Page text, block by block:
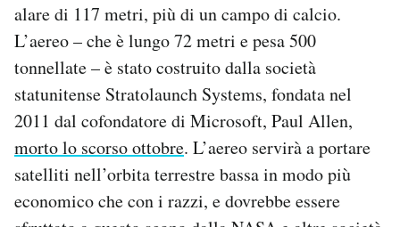
AREA PERSONALE
Area Personale
Newsletter
Notifiche mobile
Hai bisogno di aiuto?
Esci
alare di 117 metri, più di un campo di calcio.
L’aereo – che è lungo 72 metri e pesa 500
tonnellate – è stato costruito dalla società
statunitense Stratolaunch Systems, fondata nel
2011 dal cofondatore di Microsoft, Paul Allen,
morto lo scorso ottobre. L’aereo servirà a portare
satelliti nell’orbita terrestre bassa in modo più
economico che con i razzi, e dovrebbe essere